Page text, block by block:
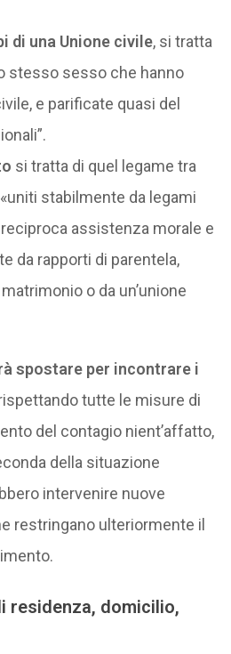
di una Unione civile, si tratta
stesso sesso che hanno
e parificate quasi del
si tratta di quel legame tra
stabilmente da legami
assistenza morale e
da rapporti di parentela,
o da un’unione
spostare per incontrare i
tutte le misure di
del contagio nient’affatto,
della situazione
intervenire nuove
restringano ulteriormente il
residenza, domicilio,